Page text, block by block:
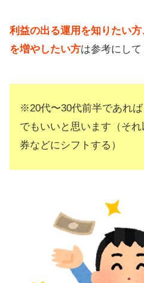
利益の出る運用を知りたい
を増やしたい方は参考にして
※20代〜30代前半であれ
でもいいと思います（そ
券などにシフトする）